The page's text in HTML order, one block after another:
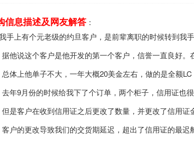
信息描述及网友解答：
上有个元老级的约旦客户，是前辈离职的时候转到我手
说这个客户是他开发的第一个客户，信誉一直良好。
上他单子不大，一年大概20美金左右，做的是全额LC
9月份的时候给我下了个订单，两个柜子，信用证也很
客户在收到信用证之后更改了数量，并更改了信用证
的更改导致我们的交货期延迟，超出了信用证的最迟船